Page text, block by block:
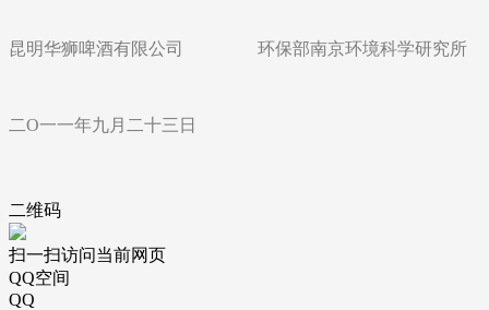
昆明华狮啤酒有限公司 环保部南京环境科学研究所
二O一一年九月二十三日
二维码
扫一扫访问当前网页
QQ空间
QQ